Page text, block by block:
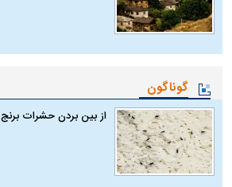
گوناگون
از بین بردن حشرات برنج